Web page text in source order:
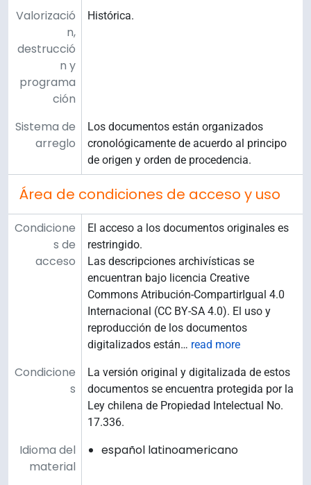
Valorizació
n,
destrucció
n y
programa
ción
Histórica.
Sistema de
arreglo
Los documentos están organizados
cronológicamente de acuerdo al principo
de origen y orden de procedencia.
Área de condiciones de acceso y uso
Condicione
s de
acceso
El acceso a los documentos originales es
restringido.
Las descripciones archivísticas se
encuentran bajo licencia Creative
Commons Atribución-CompartirIgual 4.0
Internacional (CC BY-SA 4.0). El uso y
reproducción de los documentos
digitalizados están… read more
Condicione
s
La versión original y digitalizada de estos
documentos se encuentra protegida por la
Ley chilena de Propiedad Intelectual No.
17.336.
Idioma del
material
español latinoamericano